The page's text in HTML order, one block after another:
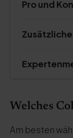
Pro und
Welches
Am besten